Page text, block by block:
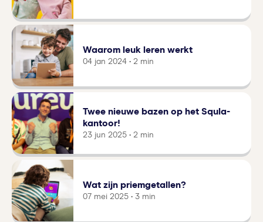
Waarom leuk leren werkt
04 jan 2024 • 2 min
Twee nieuwe bazen op het Squla-
kantoor!
23 jun 2025 • 2 min
Wat zijn priemgetallen?
07 mei 2025 • 3 min